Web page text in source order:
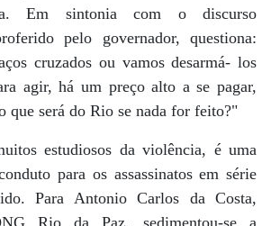
Em sintonia com o discurso
pelo governador, questiona:
cruzados ou vamos desarmá- los
agir, há um preço alto a se pagar,
que será do Rio se nada for feito?"
estudiosos da violência, é uma
para os assassinatos em série
Para Antonio Carlos da Costa,
Rio da Paz, sedimentou-se a